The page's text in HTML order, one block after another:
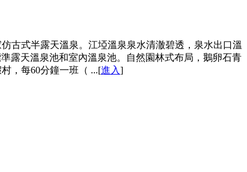
古式半露天溫泉。江埡溫泉泉水清澈碧透，泉水出口溫
露天溫泉池和室內溫泉池。自然園林式布局，鵝卵石青
，每60分鐘一班（ ...[進入]